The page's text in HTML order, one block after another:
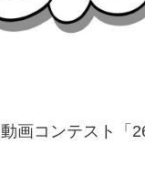
画コンテスト「